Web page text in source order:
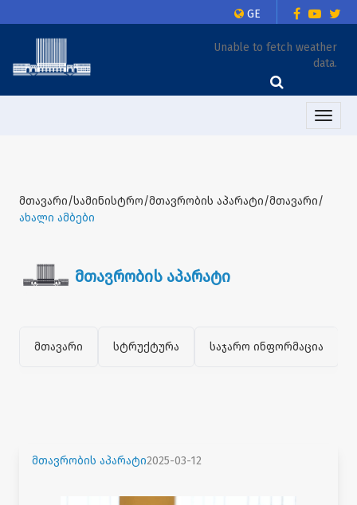
GE
Unable to fetch weather
data.
Toggle
მთავარი/სამინისტრო/მთავრობის აპარატი/მთავარი/
ახალი ამბები
მთავრობის აპარატი
მთავარი სტრუქტურა საჯარო ინფორმაცია
მთავრობის აპარატი2025-03-12